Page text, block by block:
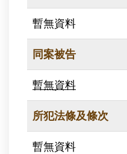
暫無資料
同案被告
暫無資料
所犯法條及條次
暫無資料